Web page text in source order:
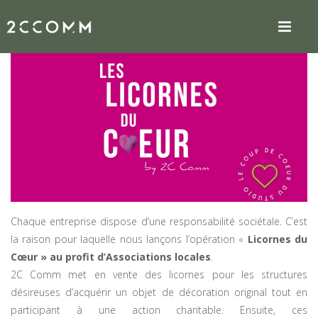
Chaque entreprise dispose d’une responsabilité sociétale. C’est
la raison pour laquelle nous lançons l’opération « Licornes du
Cœur » au profit d’Associations locales.
2C Comm met en vente des licornes pour les structures
désireuses d’acquérir un objet de décoration original tout en
participant à une action charitable. Ensuite, ces